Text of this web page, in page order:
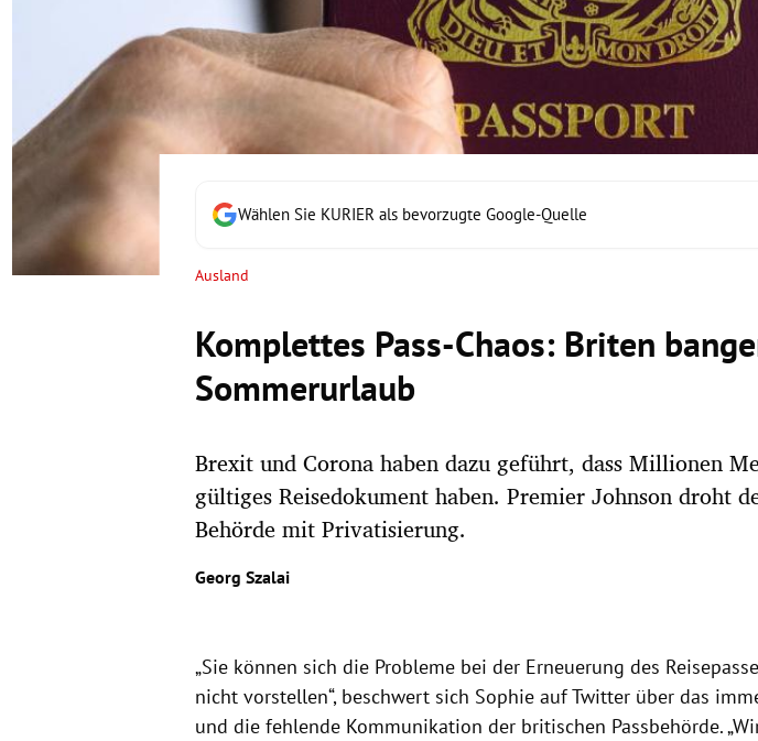
Untermenü
Untermenü
Untermenü
Untermenü
Wählen Sie KURIER als bevorzugte Google-Quelle
Ausland
Komplettes Pass-Chaos: Briten
Sommerurlaub
Brexit und Corona haben dazu geführt, dass Millionen
gültiges Reisedokument haben. Premier Johnson droht
Behörde mit Privatisierung.
Georg Szalai
„Sie können sich die Probleme bei der Erneuerung des
nicht vorstellen“, beschwert sich Sophie auf Twitter über das
und die fehlende Kommunikation der britischen Passbehörde.